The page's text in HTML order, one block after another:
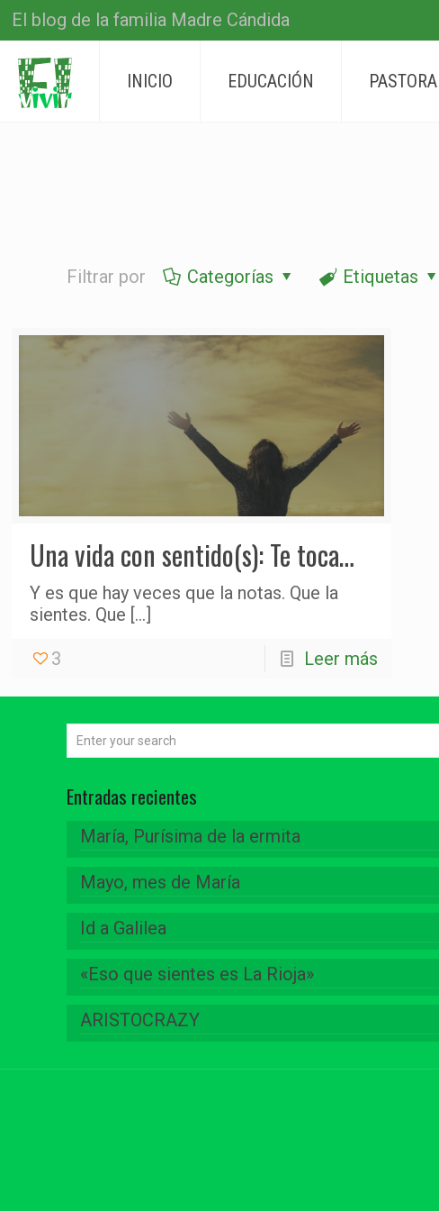
El blog de la familia Madre Cándida
INICIO EDUCACIÓN
Filtrar por Categorías Etiquetas
Una vida con sentido(s): Te toca…
Y es que hay veces que la notas. Que la
sientes. Que […]
3 Leer más
Entradas recientes
María, Purísima de la ermita
Mayo, mes de María
Id a Galilea
«Eso que sientes es La Rioja»
ARISTOCRAZY